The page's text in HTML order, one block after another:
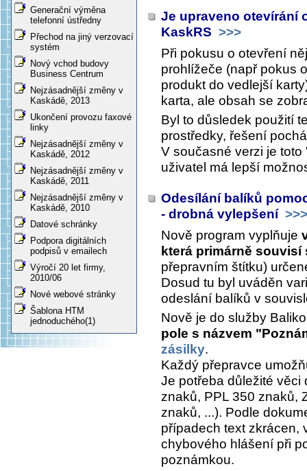
Generační výměna
telefonní ústředny
Přechod na jiný verzovací
systém
Nový vchod budovy
Business Centrum
Nejzásadnější změny v
Kaskádě, 2013
Ukončení provozu faxové
linky
Nejzásadnější změny v
Kaskádě, 2012
Nejzásadnější změny v
Kaskádě, 2011
Nejzásadnější změny v
Kaskádě, 2010
Datové schránky
Podpora digitálních
podpisů v emailech
Výročí 20 let firmy,
2010/06
Nové webové stránky
Šablona HTM
jednoduchého(1)
Je upraveno otevírání
KaskRS >>>
Při pokusu o otevření
prohlížeče (např pokus
produkt do vedlejší
karta, ale obsah se
Byl to důsledek použití
prostředky, řešení
V současné verzi je
uživatel má lepší
Odesílání balíků
- drobná vylepšení >>>
Nově program vyplňuje
která primárně souvisí
přepravním štítku)
Dosud tu byl uváděn
odeslání balíků v
Nově je do služby
pole s názvem
zásilky.
Každý přepravce
Je potřeba důležité věci
znaků, PPL 350 znaků,
znaků, ...). Podle
případech text zkrácen,
chybového hlášení při
poznámkou.